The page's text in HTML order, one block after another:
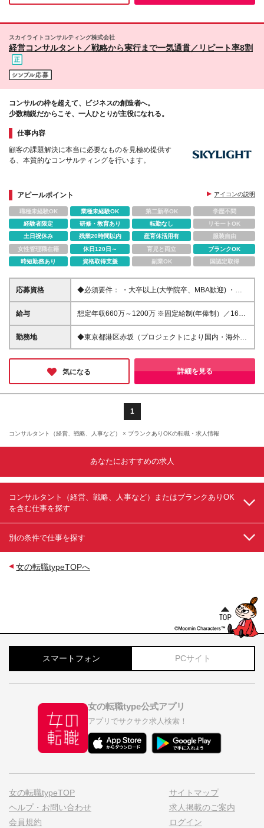
もあります
スカイライトコンサルティング株式会社
経営コンサルタント／戦略から実行まで一気通貫／リピート率8割
コンサルの枠を超えて、ビジネスの創造者へ。
少数精鋭だからこそ、一人ひとりが主役になれる。
仕事内容
顧客の課題解決に本当に必要なものを見極め提供す
る、本質的なコンサルティングを行います。
アピールポイント アイコンの説明
職種未経験OK 業種未経験OK 第二新卒OK
学歴不問
経験者限定
研修・教育あり 転勤なし
リモートOK
土日祝休み
残業20時間以内 産育休活用有
服装自由
女性管理職在籍
休日120日～ 育児と両立
ブランクOK
時短勤務あり
資格取得支援 副業OK 国認定取得
応募資格
◆必須要件： ・大卒以上(大学院卒、MBA歓迎) ・コ
ンサルタント、ITコンサルタント、sler営業、PMなど
の経験 ※事業企画、業務改革、IT戦略・導入、BI等の
ンサルティング、業務系システム開発プロジェクト経
験者 ※ビジネス知識やITスキルを活かし、多種多様な
いう貢献志向をお持ちの方 ・常に問題意識を持ち、
自ら考え行動している方 ・チームで協働しながら
業務を進めることに優れている方 ※社会貢献をしてい
きたい方、課題解決をしていきたい方などが活躍して
給与
想定年収660万～1200万 ※固定給制(年俸制）／16分
割 ┗標準年俸額の16分の1を毎月支給。6月、12月賞
与を支給。 ※経験・スキルを考慮の上、同社規定によ
勤務地
◆東京都港区赤坂（プロジェクトにより国内・海外へ
の短期出張有） 本社：東京都港区赤坂2-17-7 赤坂溜
池タワー ※基本的にクライアント先常駐 (変更の範囲)
上記を除く当社関連勤務地
気になる 詳細を見る
1
コンサルタント（経営、戦略、人事など） × ブランクありOKの転職・求人情報
あなたにおすすめの求人
コンサルタント（経営、戦略、人事など）またはブランクありOK
を含む仕事を探す
別の条件で仕事を探す
女の転職typeTOPへ
スマートフォン PCサイト
女の転職type公式アプリ
アプリでサクサク求人検索！
女の転職typeTOP
ヘルプ・お問い合わせ
会員規約
サイトマップ
求人掲載のご案内
ログイン